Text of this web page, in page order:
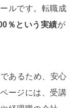
ルです。転職成
％という実績が
あるため、安心
ージには、受講